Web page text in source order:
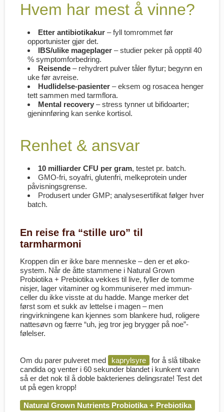
Hvem har mest å vinne?
Etter antibiotika­kur – fyll tomrommet før
opportunister gjør det.
IBS/ulike mageplager – studier peker på opptil 40
% symptom­forbedring.
Reisende – rehydrert pulver tåler flytur; begynn en
uke før avreise.
Hudlidelse-pasienter – eksem og rosacea henger
tett sammen med tarm­flora.
Mental recovery – stress tynner ut bifido­arter;
gjeninnføring kan senke kortisol.
Renhet & ansvar
10 milliarder CFU per gram, testet pr. batch.
GMO-fri, soyafri, glutenfri, melkeprotein under
påvisnings­grense.
Produsert under GMP; analyse­sertifikat følger hver
batch.
En reise fra “stille uro” til
tarmharmoni
Kroppen din er ikke bare menneske – den er et øko­
system. Når de åtte stam­mene i Natural Grown
Probiotika + Prebiotika vekkes til live, fyller de tomme
nisjer, lager vitaminer og kommuniserer med immun­
celler du ikke visste at du hadde. Mange merker det
først som et sukk av lettelse i magen – men
ringvirkningene kan kjennes som blankere hud, roligere
nattesøvn og færre “uh, jeg tror jeg brygger på noe”-
følelser.
Om du parer pulveret med kapryl­syre
for å slå tilbake
candida og venter i 60 sekunder blandet i kunkent vann
så er det nok til å doble bakterienes delings­rate! Test det
ut på egen kropp!
Natural Grown Nutrients Probiotika + Prebiotika